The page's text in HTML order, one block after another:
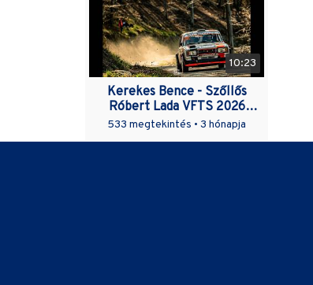
10:23
Kerekes Bence - Szőllős
Róbert Lada VFTS 2026
Moldava Rally GY4 Kúpele
533 megtekintés • 3 hónapja